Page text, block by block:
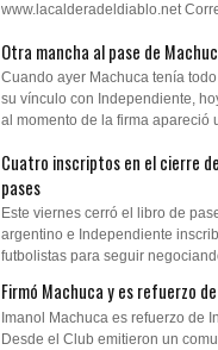
www.lacalderadeldiablo.net
Otra mancha al pase de
Cuando ayer Machuca tenía
su vínculo con Independiente,
al momento de la firma apareció
Cuatro inscriptos en el cierre
pases
Este viernes cerró el libro de
argentino e Independiente
futbolistas para seguir
Firmó Machuca y es refuerzo
Imanol Machuca es refuerzo de
Desde el Club emitieron un